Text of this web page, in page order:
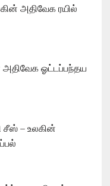
அதிவேக ரயில்
ஓட்டப்பந்தய
– உலகின்